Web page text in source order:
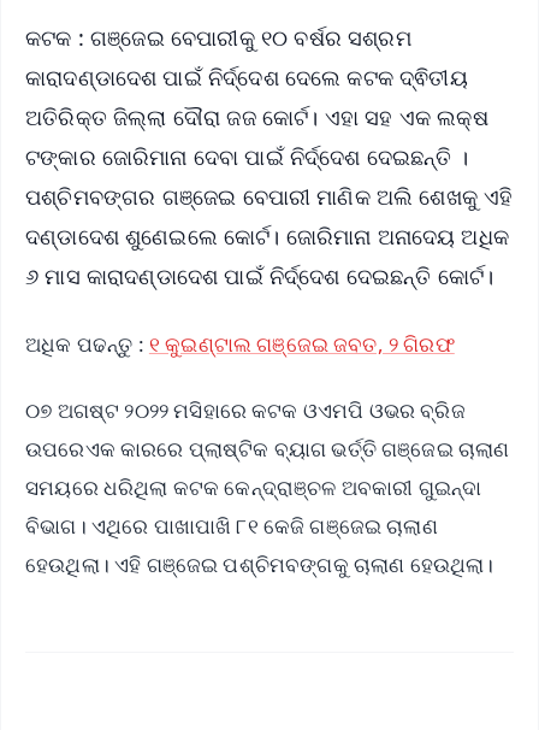
କଟକ : ଗଞ୍ଜେଇ ବେପାରୀକୁ ୧୦ ବର୍ଷର ସଶ୍ରମ
କାରାଦଣ୍ଡାଦେଶ ପାଇଁ ନିର୍ଦ୍ଦେଶ ଦେଲେ କଟକ ଦ୍ଵିତୀୟ
ଅତିରିକ୍ତ ଜିଲ୍ଲା ଦୌରା ଜଜ କୋର୍ଟ। ଏହା ସହ ଏକ ଲକ୍ଷ
ଟଙ୍କାର ଜୋରିମାନା ଦେବା ପାଇଁ ନିର୍ଦ୍ଦେଶ ଦେଇଛନ୍ତି ।
ପଶ୍ଚିମବଙ୍ଗର ଗଞ୍ଜେଇ ବେପାରୀ ମାଣିକ ଅଲି ଶେଖକୁ ଏହି
ଦଣ୍ଡାଦେଶ ଶୁଣେଇଲେ କୋର୍ଟ। ଜୋରିମାନା ଅନାଦେୟ ଅଧିକ
୬ ମାସ କାରାଦଣ୍ଡାଦେଶ ପାଇଁ ନିର୍ଦ୍ଦେଶ ଦେଇଛନ୍ତି କୋର୍ଟ।
ଅଧିକ ପଢନ୍ତୁ : ୧ କୁଇଣ୍ଟାଲ ଗଞ୍ଜେଇ ଜବତ, ୨ ଗିରଫ
୦୭ ଅଗଷ୍ଟ ୨୦୨୨ ମସିହାରେ କଟକ ଓଏମପି ଓଭର ବ୍ରିଜ
ଉପରେଏକ କାରରେ ପ୍ଲାଷ୍ଟିକ ବ୍ୟାଗ ଭର୍ତ୍ତି ଗଞ୍ଜେଇ ଚାଲାଣ
ସମୟରେ ଧରିଥିଲା କଟକ କେନ୍ଦ୍ରାଞ୍ଚଳ ଅବକାରୀ ଗୁଇନ୍ଦା
ବିଭାଗ। ଏଥିରେ ପାଖାପାଖି ୮୧ କେଜି ଗଞ୍ଜେଇ ଚାଲାଣ
ହେଉଥିଲା। ଏହି ଗଞ୍ଜେଇ ପଶ୍ଚିମବଙ୍ଗକୁ ଚାଲାଣ ହେଉଥିଲା।